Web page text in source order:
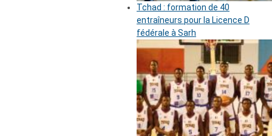
Tchad : formation de 40
entraîneurs pour la Licence D
fédérale à Sarh